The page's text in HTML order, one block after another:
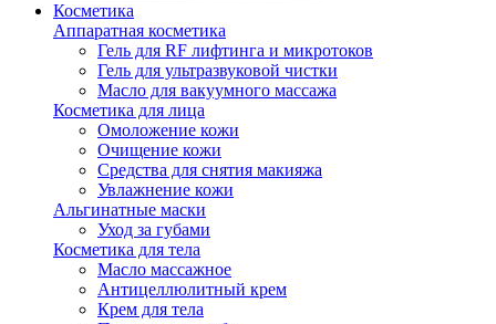
Косметика
Аппаратная косметика
Гель для RF лифтинга и микротоков
Гель для ультразвуковой чистки
Масло для вакуумного массажа
Косметика для лица
Омоложение кожи
Очищение кожи
Средства для снятия макияжа
Увлажнение кожи
Альгинатные маски
Уход за губами
Косметика для тела
Масло массажное
Антицеллюлитный крем
Крем для тела